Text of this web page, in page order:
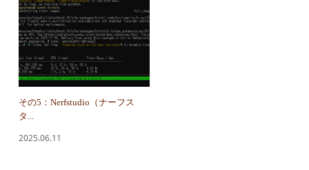
その5：Nerfstudio（ナーフス
タ...
2025.06.11